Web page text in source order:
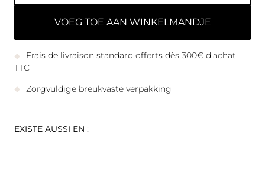
VOEG TOE AAN WINKELMANDJE
Frais de livraison standard offerts dès 300€ d'achat
TTC
Zorgvuldige breukvaste verpakking
EXISTE AUSSI EN :